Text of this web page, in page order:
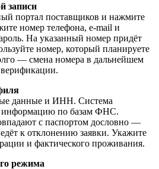
записи
портал поставщиков и нажмите
номер телефона, e-mail и
На указанный номер придёт
номер, который планируете
— смена номера в дальнейшем
данные и ИНН. Система
информацию по базам ФНС.
с паспортом дословно —
к отклонению заявки. Укажите
и фактического проживания.
режима